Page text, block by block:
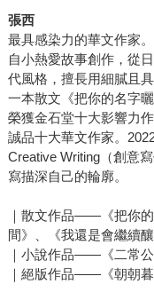
張西
最具感染力的華文作家。
自小熱愛故事創作，從
代風格，擅長用細膩且
一本散文《把你的名字
榮獲金石堂十大影響力
誠品十大華文作家。
Creative Writing（創意
寫描深自己的輪廓。
｜散文作品——《把你
間》、《我還是會繼續
｜小說作品——《二常公
｜絕版作品——《朝朝暮